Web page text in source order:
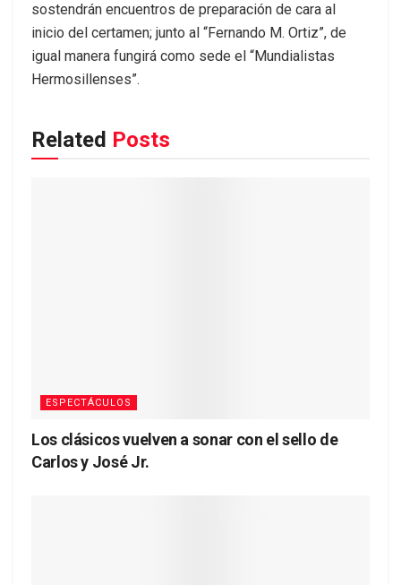
sostendrán encuentros de preparación de cara al
inicio del certamen; junto al “Fernando M. Ortiz”, de
igual manera fungirá como sede el “Mundialistas
Hermosillenses”.
Related Posts
ESPECTÁCULOS
Los clásicos vuelven a sonar con el sello de
Carlos y José Jr.